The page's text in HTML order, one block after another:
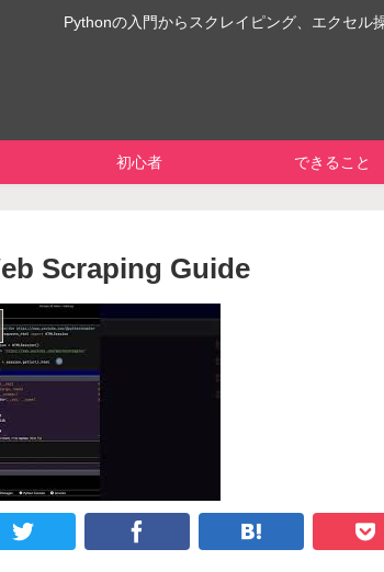
Pythonの入門からスクレイピング、エクセル
初心者 できること
Scraping Guide